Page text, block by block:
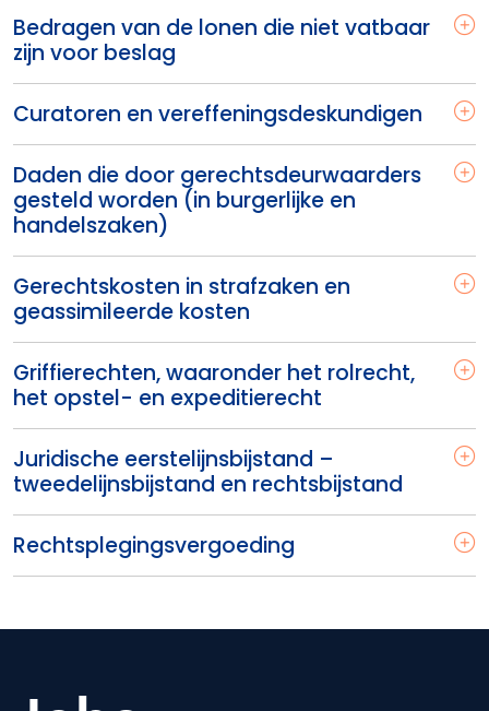
Bedragen van de lonen die niet vatbaar
zijn voor beslag
Curatoren en vereffeningsdeskundigen
Daden die door gerechtsdeurwaarders
gesteld worden (in burgerlijke en
handelszaken)
Gerechtskosten in strafzaken en
geassimileerde kosten
Griffierechten, waaronder het rolrecht,
het opstel- en expeditierecht
Juridische eerstelijnsbijstand –
tweedelijnsbijstand en rechtsbijstand
Rechtsplegingsvergoeding